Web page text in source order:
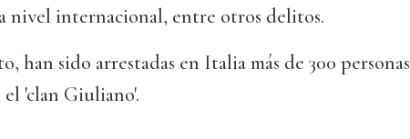
nivel internacional, entre otros delitos.
han sido arrestadas en Italia más de 300 personas
'clan Giuliano'.